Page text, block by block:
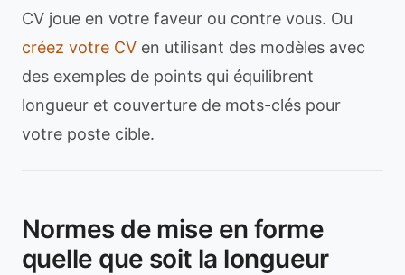
CV joue en votre faveur ou contre vous. Ou
créez votre CV en utilisant des modèles avec
des exemples de points qui équilibrent
longueur et couverture de mots-clés pour
votre poste cible.
Normes de mise en forme
quelle que soit la longueur